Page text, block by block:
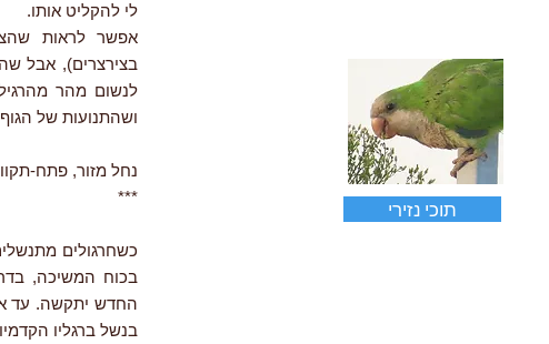
לי להקליט אותו.
אפשר לראות
בצירצרים), אבל
לנשום מהר
ושהתנועות של
נחל מזור, פתח-תקווה,
***
כשחרגולים
בכוח המשיכה,
החדש יתקשה. עד
בנשל ברגליו
תוכי נזירי